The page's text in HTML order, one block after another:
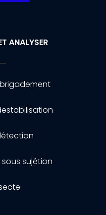
ANALYSER
sujétion